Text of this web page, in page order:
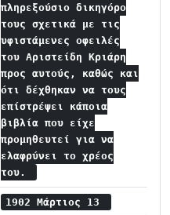
πληρεξούσιο δικηγόρο
τους σχετικά με τις
υφιστάμενες οφειλές
του Αριστείδη Κριάρη
προς αυτούς, καθώς και
ότι δέχθηκαν να τους
επίστρέψει κάποια
βιβλία που είχε
προμηθευτεί για να
ελαφρύνει το χρέος
του.
1902 Μάρτιος 13